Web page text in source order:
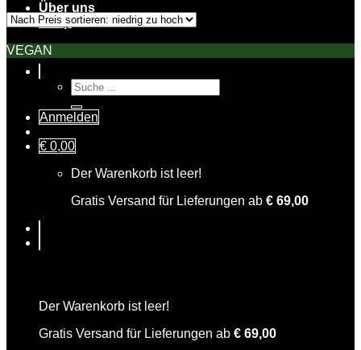
Über uns
Shop
Suche
nach:
Anmelden
€ 0,00
Der Warenkorb ist leer!
Gratis Versand für Lieferungen ab € 69,00
Der Warenkorb ist leer!
Gratis Versand für Lieferungen ab € 69,00
VEGAN